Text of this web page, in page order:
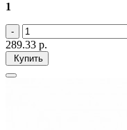
1
289.33 р.
Купить